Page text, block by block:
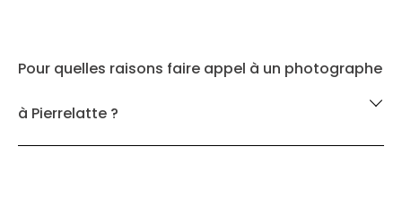
Pour quelles raisons faire appel à un photographe
à Pierrelatte ?